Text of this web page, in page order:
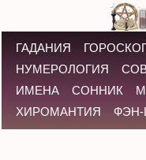
ГАДАНИЯ
НУМЕРОЛОГИЯ
ИМЕНА
СОННИК
ХИРОМАНТИЯ